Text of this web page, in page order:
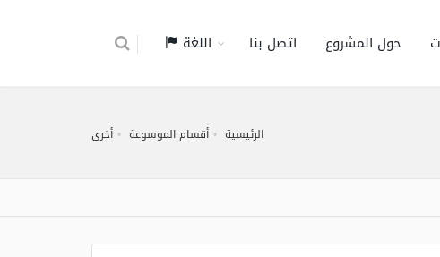
حول المشروع اتصل بنا اللغة
الرئيسية أقسام الموسوعة أخرى